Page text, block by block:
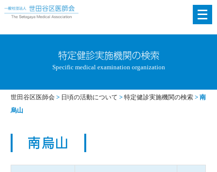
メ
ニ
く
特定健診実施機関の検索
Specific medical examination organization
世田谷区医師会 > 日頃の活動について >特定健診実施機関の検索 >南
烏山
南烏山